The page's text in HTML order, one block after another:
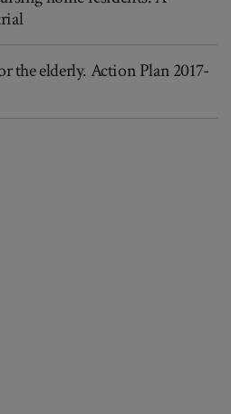
the elderly. Action Plan 2017-